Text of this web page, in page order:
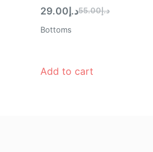
د.إ55.00د.إ29.00
Bottoms
Add to cart